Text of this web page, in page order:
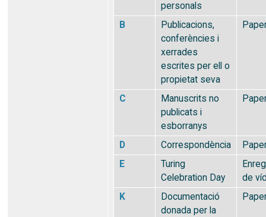
personals
B
Publicacions,
conferències i
xerrades
escrites per ell o
propietat seva
C
Manuscrits no
publicats i
esborranys
D Correspondència
E
Turing
Celebration Day
de
K
Documentació
donada per la